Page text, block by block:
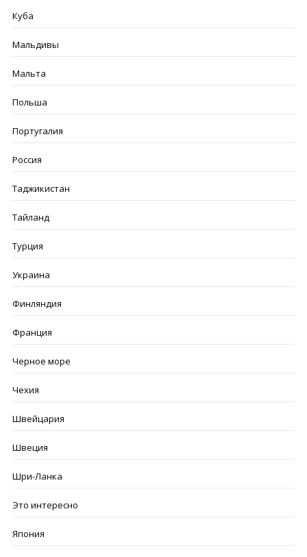
Куба
Мальдивы
Мальта
Польша
Португалия
Россия
Таджикистан
Тайланд
Турция
Украина
Финляндия
Франция
Черное море
Чехия
Швейцария
Швеция
Шри-Ланка
Это интересно
Япония